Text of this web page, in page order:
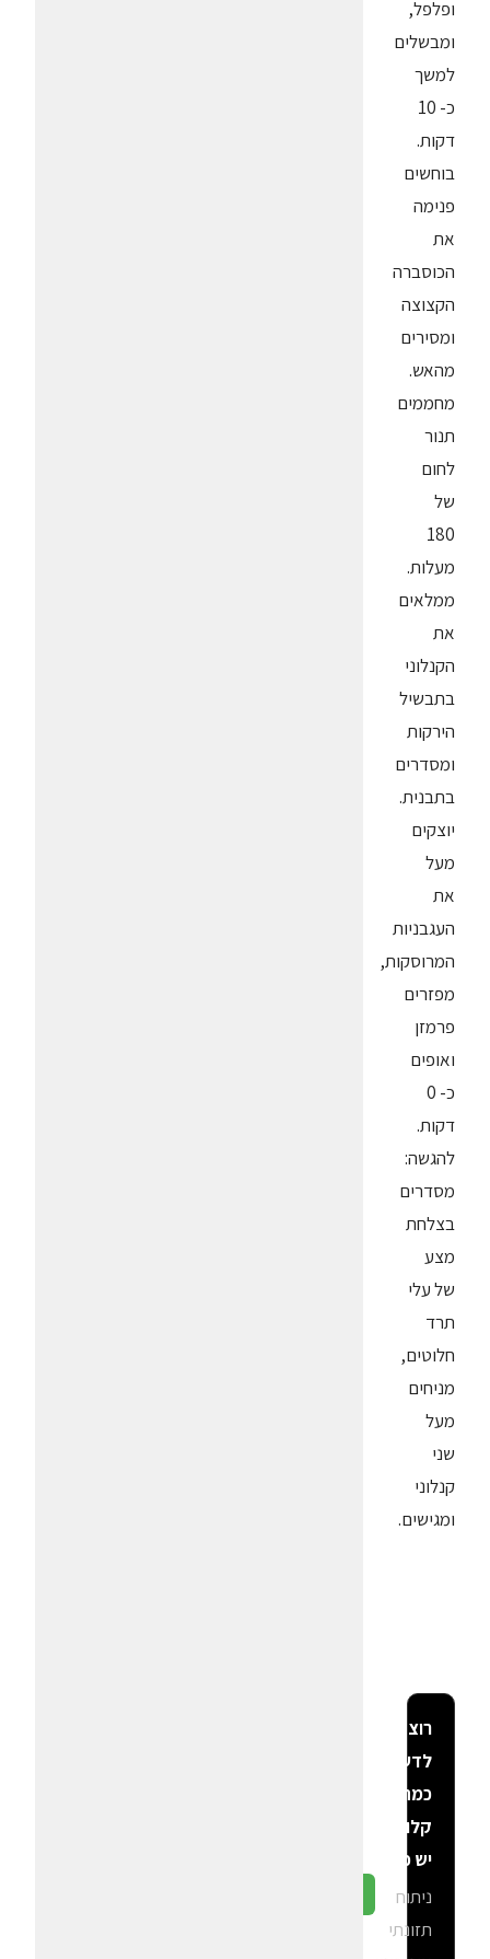
ופלפל,
ומבשלים
למשך
כ- 10
דקות.
בוחשים
פנימה
את
הכוסברה
הקצוצה
ומסירים
מהאש.
מחממים
תנור
לחום
של
180
מעלות.
ממלאים
את
הקנלוני
בתבשיל
הירקות
ומסדרים
בתבנית.
יוצקים
מעל
את
העגבניות
המרוסקות,
מפזרים
פרמזן
ואופים
כ- 0
דקות.
להגשה:
מסדרים
בצלחת
מצע
של עלי
תרד
חלוטים,
מניחים
מעל
שני
קנלוני
ומגישים.
רוצה
לדעת
כמה
קלוריות
יש פה?
ניתוח
תזונתי